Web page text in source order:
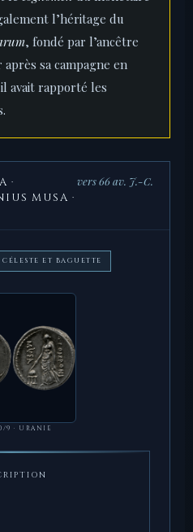
l’héritage du
, fondé par l’ancêtre
sa campagne en
il avait rapporté les
·
MUSA ·
vers 66 av. J.-C.
ET BAGUETTE
9 · URANIE